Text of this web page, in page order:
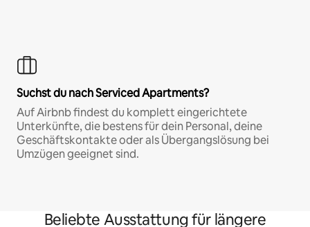
Suchst du nach Serviced Apartments?
Auf Airbnb findest du komplett eingerichtete
Unterkünfte, die bestens für dein Personal, deine
Geschäftskontakte oder als Übergangslösung bei
Umzügen geeignet sind.
Beliebte Ausstattung für längere